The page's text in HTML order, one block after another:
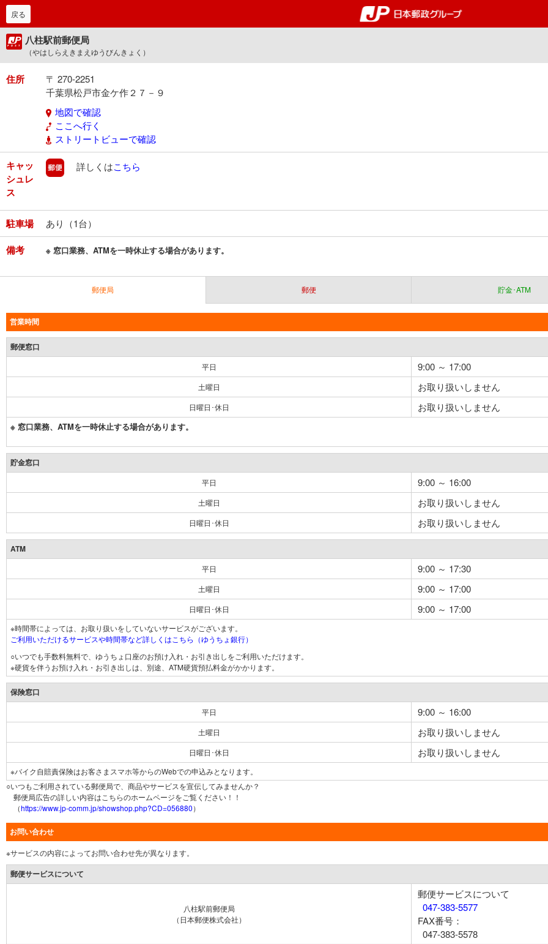
郵便局・日本郵政グルー
戻る
八柱駅前郵便局
（やはしらえきまえゆうびんきょく）
住所
〒 270-2251
千葉県松戸市金ケ作２７－９
地図で確認
ここへ行く
ストリートビューで確認
キャッ
シュレ
ス
郵便
詳しくはこちら
駐車場 あり（1台）
備考 ※ 窓口業務、ATMを一時休止する場合があります。
郵便局 郵便 貯金･ATM
営業時間
郵便窓口
平日 9:00 ～ 17:00
土曜日 お取り扱いしません
日曜日･休日 お取り扱いしません
※ 窓口業務、ATMを一時休止する場合があります。
貯金窓口
平日 9:00 ～ 16:00
土曜日 お取り扱いしません
日曜日･休日 お取り扱いしません
ATM
平日 9:00 ～ 17:30
土曜日 9:00 ～ 17:00
日曜日･休日 9:00 ～ 17:00
※時間帯によっては、お取り扱いをしていないサービスがございます。
ご利用いただけるサービスや時間帯など詳しくはこちら（ゆうちょ銀行）
○いつでも手数料無料で、ゆうちょ口座のお預け入れ・お引き出しをご利用いただけます。
※硬貨を伴うお預け入れ・お引き出しは、別途、ATM硬貨預払料金がかかります。
保険窓口
平日 9:00 ～ 16:00
土曜日 お取り扱いしません
日曜日･休日 お取り扱いしません
※バイク自賠責保険はお客さまスマホ等からのWebでの申込みとなります。
○いつもご利用されている郵便局で、商品やサービスを宣伝してみませんか？
郵便局広告の詳しい内容はこちらのホームページをご覧ください！！
（https://www.jp-comm.jp/showshop.php?CD=056880）
お問い合わせ
※サービスの内容によってお問い合わせ先が異なります。
郵便サービスについて
八柱駅前郵便局
（日本郵便株式会社）
郵便サービスについて
047-383-5577
FAX番号：
047-383-5578